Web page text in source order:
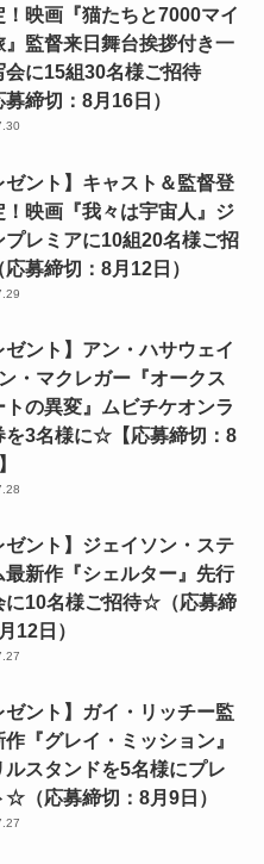
！映画『猫たちと7000マイ
』監督来日舞台挨拶付き一
会に15組30名様ご招待
締切：8月16日）
ゼント】キャスト＆監督登
！映画『我々は宇宙人』ジ
プレミアに10組20名様ご招
募締切：8月12日）
ゼント】アン・ハサウェイ
・マクレガー『オークス
トの異変』ムビチケオンラ
を3名様に☆【応募締切：8
ゼント】ジェイソン・ステ
最新作『シェルター』先行
に10名様ご招待☆（応募締
12日）
ゼント】ガイ・リッチー監
『グレイ・ミッション』
ルスタンドを5名様にプレ
☆（応募締切：8月9日）